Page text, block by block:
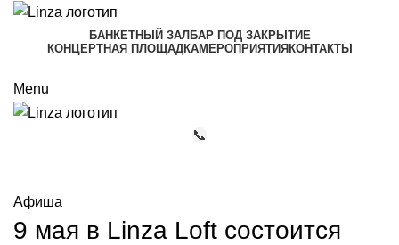
БАНКЕТНЫЙ ЗАЛ БАР ПОД ЗАКРЫТИЕ
КОНЦЕРТНАЯ ПЛОЩАДКАМЕРОПРИЯТИЯ КОНТАКТЫ
Menu
📞
Афиша
9 мая в Linza Loft состоится